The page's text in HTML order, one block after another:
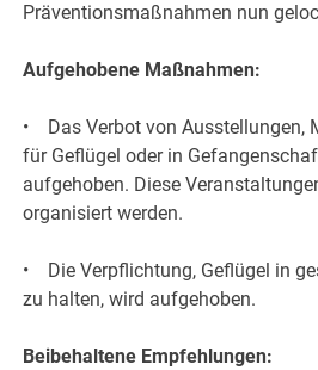
Präventionsmaßnahmen nun
Aufgehobene Maßnahmen:
• Das Verbot von Ausstellungen,
für Geflügel oder in
aufgehoben. Diese
organisiert werden.
• Die Verpflichtung, Geflügel in
zu halten, wird aufgehoben.
Beibehaltene Empfehlungen: